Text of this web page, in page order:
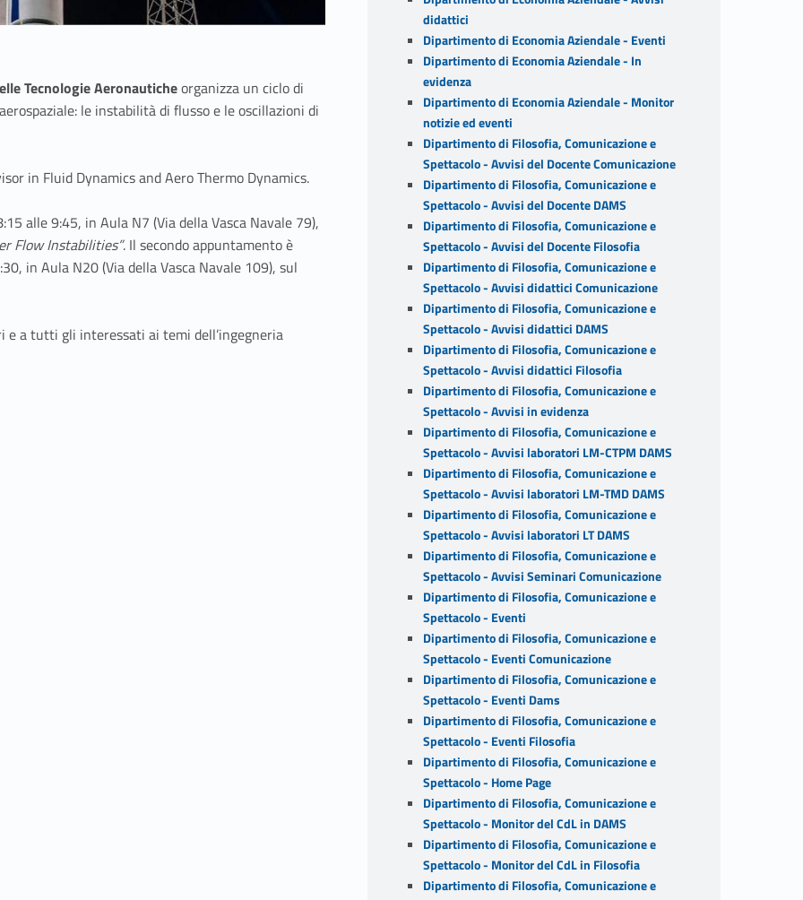
Tecnologie Aeronauticheorganizza un ciclo di
le instabilità di flusso e le oscillazioni di
in Fluid Dynamics and Aero Thermo Dynamics.
alle 9:45, in Aula N7 (Via della Vasca Navale 79),
Flow Instabilities”. Il secondo appuntamento è
in Aula N20 (Via della Vasca Navale 109), sul
e a tutti gli interessati ai temi dell’ingegneria
didattici
Dipartimento di Economia Aziendale - Eventi
Dipartimento di Economia Aziendale - In
evidenza
Dipartimento di Economia Aziendale - Monitor
notizie ed eventi
Dipartimento di Filosofia, Comunicazione e
Spettacolo - Avvisi del Docente Comunicazione
Dipartimento di Filosofia, Comunicazione e
Spettacolo - Avvisi del Docente DAMS
Dipartimento di Filosofia, Comunicazione e
Spettacolo - Avvisi del Docente Filosofia
Dipartimento di Filosofia, Comunicazione e
Spettacolo - Avvisi didattici Comunicazione
Dipartimento di Filosofia, Comunicazione e
Spettacolo - Avvisi didattici DAMS
Dipartimento di Filosofia, Comunicazione e
Spettacolo - Avvisi didattici Filosofia
Dipartimento di Filosofia, Comunicazione e
Spettacolo - Avvisi in evidenza
Dipartimento di Filosofia, Comunicazione e
Spettacolo - Avvisi laboratori LM-CTPM DAMS
Dipartimento di Filosofia, Comunicazione e
Spettacolo - Avvisi laboratori LM-TMD DAMS
Dipartimento di Filosofia, Comunicazione e
Spettacolo - Avvisi laboratori LT DAMS
Dipartimento di Filosofia, Comunicazione e
Spettacolo - Avvisi Seminari Comunicazione
Dipartimento di Filosofia, Comunicazione e
Spettacolo - Eventi
Dipartimento di Filosofia, Comunicazione e
Spettacolo - Eventi Comunicazione
Dipartimento di Filosofia, Comunicazione e
Spettacolo - Eventi Dams
Dipartimento di Filosofia, Comunicazione e
Spettacolo - Eventi Filosofia
Dipartimento di Filosofia, Comunicazione e
Spettacolo - Home Page
Dipartimento di Filosofia, Comunicazione e
Spettacolo - Monitor del CdL in DAMS
Dipartimento di Filosofia, Comunicazione e
Spettacolo - Monitor del CdL in Filosofia
Dipartimento di Filosofia, Comunicazione e